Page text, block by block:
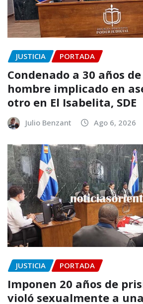
JUSTICIA PORTADA
Condenado a 30 años
hombre implicado en
otro en El Isabelita, SDE
Julio Benzant Ago 6, 2026
JUSTICIA PORTADA
Imponen 20 años de
violó sexualmente a